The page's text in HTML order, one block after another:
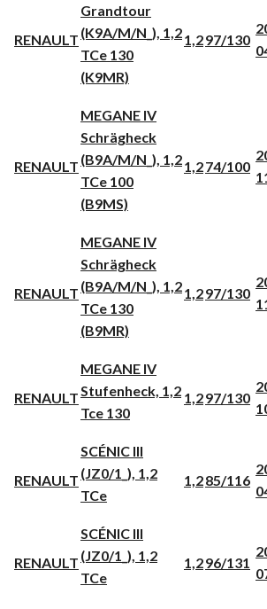
RENAULT
Grandtour
(K9A/M/N_), 1,2
TCe 130
(K9MR)
1,297/130
RENAULT
MEGANE IV
Schrägheck
(B9A/M/N_), 1,2
TCe 100
(B9MS)
1,274/100
RENAULT
MEGANE IV
Schrägheck
(B9A/M/N_), 1,2
TCe 130
(B9MR)
1,297/130
RENAULT
MEGANE IV
Stufenheck, 1,2
Tce 130
1,297/130
RENAULT
SCÉNIC III
(JZ0/1_), 1,2
TCe
1,285/116
RENAULT
SCÉNIC III
(JZ0/1_), 1,2
TCe
1,296/131